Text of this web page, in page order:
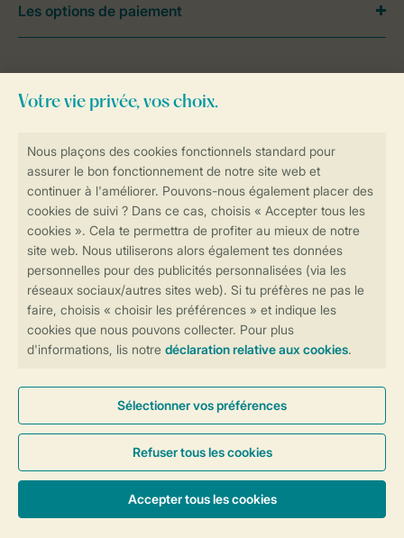
Plus d’infos et préférences
Réservations en ligne rapides et sécurisées
Transmission sécurisée des données
Paiement sécurisé
contactez notreContact Center.
Les options de paiement
Conditions générales Privée
Cookies et bannières
© 2026 Landal